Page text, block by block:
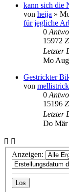
kann sich die
von heija »
für jegliche
0
15972
Letzter
Mo
Gestrickter
von
0
15196
Letzter
Do Mär
Anzeigen: